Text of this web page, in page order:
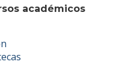
académicos